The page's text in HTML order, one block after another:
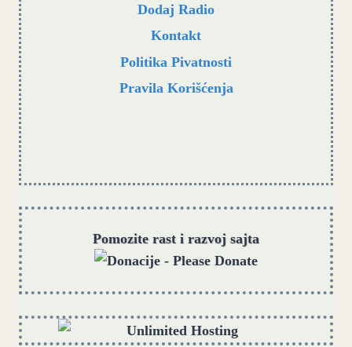
Dodaj Radio
Kontakt
Politika Pivatnosti
Pravila Korišćenja
Pomozite rast i razvoj sajta